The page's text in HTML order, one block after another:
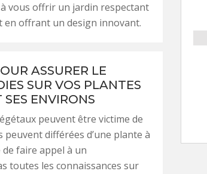
vous offrir un jardin respectant
en offrant un design innovant.
ASSURER LE
SUR VOS PLANTES
ENVIRONS
peuvent être victime de
peuvent différées d’une plante à
faire appel à un
toutes les connaissances sur